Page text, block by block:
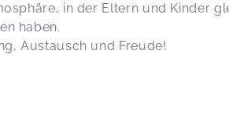
in der Eltern und Kinder
haben.
Austausch und Freude!